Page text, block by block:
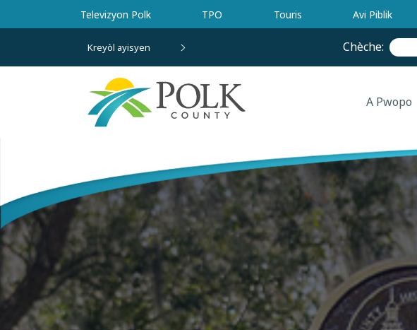
Ale nan kontni prensipal la
Televizyon Polk TPO Touris Avi Piblik
Kreyòl ayisyen Chèche:
A Pwopo